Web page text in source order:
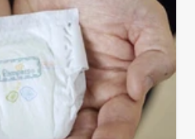
(0)
(0)
(0)
(0)